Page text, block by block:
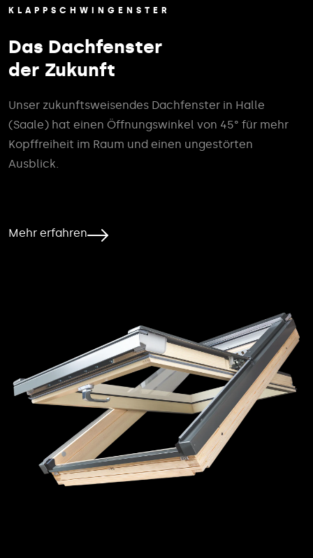
KLAPPSCHWINGENSTER
Das Dachfenster
der Zukunft
Unser zukunftsweisendes Dachfenster in Halle
(Saale) hat einen Öffnungswinkel von 45° für mehr
Kopffreiheit im Raum und einen ungestörten
Ausblick.
Mehr erfahren